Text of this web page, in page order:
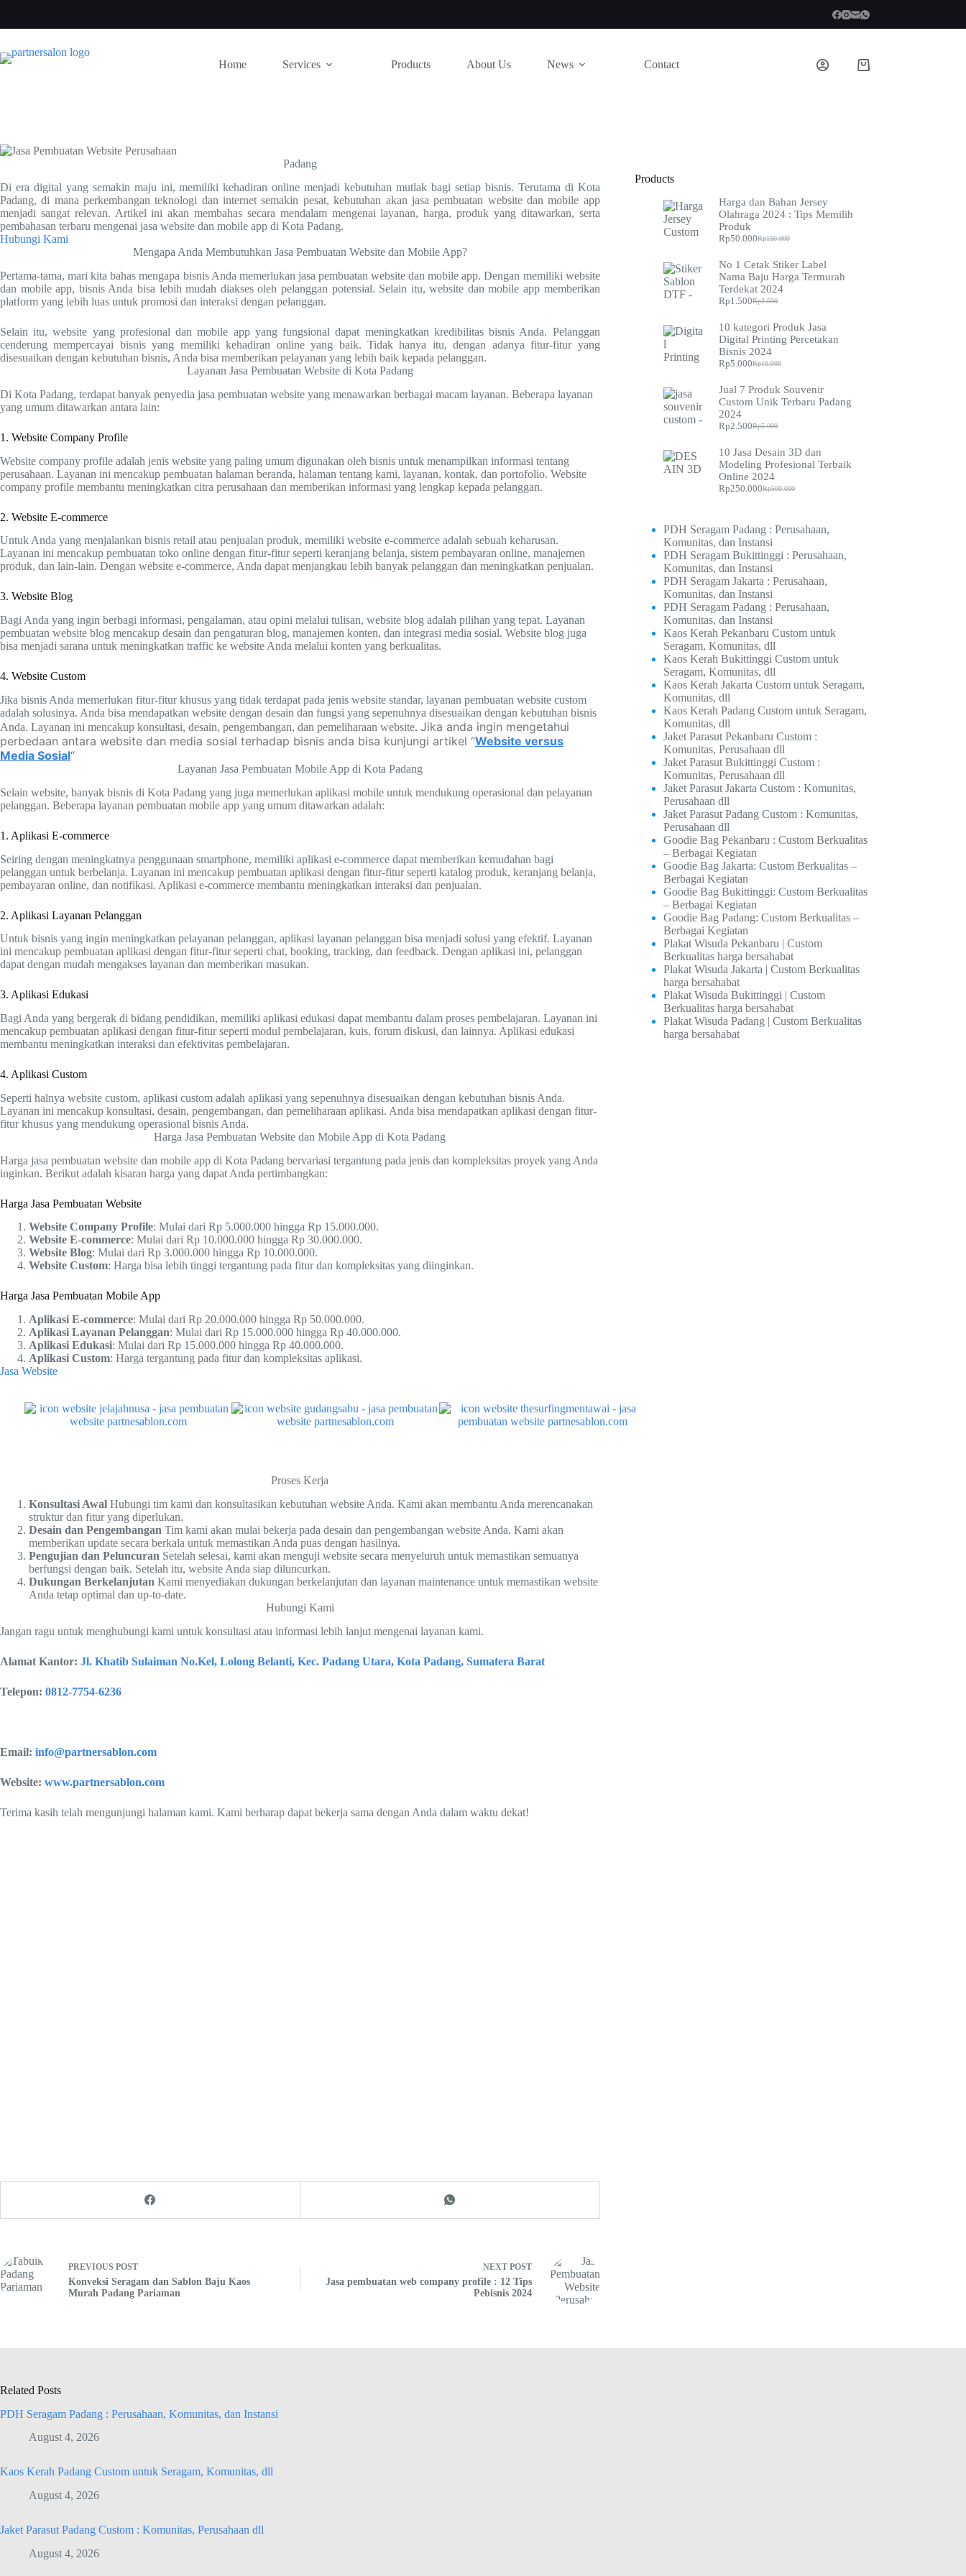
content
Home Services Products About Us News Contact
Shopping
Padang
Di era digital yang semakin maju ini, memiliki kehadiran online menjadi kebutuhan mutlak bagi setiap bisnis. Terutama di Kota
Padang, di mana perkembangan teknologi dan internet semakin pesat, kebutuhan akan jasa pembuatan website dan mobile app
menjadi sangat relevan. Artikel ini akan membahas secara mendalam mengenai layanan, harga, produk yang ditawarkan, serta
pembahasan terbaru mengenai jasa website dan mobile app di Kota Padang.
Hubungi Kami
Mengapa Anda Membutuhkan Jasa Pembuatan Website dan Mobile App?
Pertama-tama, mari kita bahas mengapa bisnis Anda memerlukan jasa pembuatan website dan mobile app. Dengan memiliki website
dan mobile app, bisnis Anda bisa lebih mudah diakses oleh pelanggan potensial. Selain itu, website dan mobile app memberikan
platform yang lebih luas untuk promosi dan interaksi dengan pelanggan.
Selain itu, website yang profesional dan mobile app yang fungsional dapat meningkatkan kredibilitas bisnis Anda. Pelanggan
cenderung mempercayai bisnis yang memiliki kehadiran online yang baik. Tidak hanya itu, dengan adanya fitur-fitur yang
disesuaikan dengan kebutuhan bisnis, Anda bisa memberikan pelayanan yang lebih baik kepada pelanggan.
Layanan Jasa Pembuatan Website di Kota Padang
Di Kota Padang, terdapat banyak penyedia jasa pembuatan website yang menawarkan berbagai macam layanan. Beberapa layanan
yang umum ditawarkan antara lain:
1. Website Company Profile
Website company profile adalah jenis website yang paling umum digunakan oleh bisnis untuk menampilkan informasi tentang
perusahaan. Layanan ini mencakup pembuatan halaman beranda, halaman tentang kami, layanan, kontak, dan portofolio. Website
company profile membantu meningkatkan citra perusahaan dan memberikan informasi yang lengkap kepada pelanggan.
2. Website E-commerce
Untuk Anda yang menjalankan bisnis retail atau penjualan produk, memiliki website e-commerce adalah sebuah keharusan.
Layanan ini mencakup pembuatan toko online dengan fitur-fitur seperti keranjang belanja, sistem pembayaran online, manajemen
produk, dan lain-lain. Dengan website e-commerce, Anda dapat menjangkau lebih banyak pelanggan dan meningkatkan penjualan.
3. Website Blog
Bagi Anda yang ingin berbagi informasi, pengalaman, atau opini melalui tulisan, website blog adalah pilihan yang tepat. Layanan
pembuatan website blog mencakup desain dan pengaturan blog, manajemen konten, dan integrasi media sosial. Website blog juga
bisa menjadi sarana untuk meningkatkan traffic ke website Anda melalui konten yang berkualitas.
4. Website Custom
Jika bisnis Anda memerlukan fitur-fitur khusus yang tidak terdapat pada jenis website standar, layanan pembuatan website custom
adalah solusinya. Anda bisa mendapatkan website dengan desain dan fungsi yang sepenuhnya disesuaikan dengan kebutuhan bisnis
Anda. Layanan ini mencakup konsultasi, desain, pengembangan, dan pemeliharaan website. Jika anda ingin mengetahui
perbedaan antara website dan media sosial terhadap bisnis anda bisa kunjungi artikel “Website versus
Media Sosial“
Layanan Jasa Pembuatan Mobile App di Kota Padang
Selain website, banyak bisnis di Kota Padang yang juga memerlukan aplikasi mobile untuk mendukung operasional dan pelayanan
pelanggan. Beberapa layanan pembuatan mobile app yang umum ditawarkan adalah:
1. Aplikasi E-commerce
Seiring dengan meningkatnya penggunaan smartphone, memiliki aplikasi e-commerce dapat memberikan kemudahan bagi
pelanggan untuk berbelanja. Layanan ini mencakup pembuatan aplikasi dengan fitur-fitur seperti katalog produk, keranjang belanja,
pembayaran online, dan notifikasi. Aplikasi e-commerce membantu meningkatkan interaksi dan penjualan.
2. Aplikasi Layanan Pelanggan
Untuk bisnis yang ingin meningkatkan pelayanan pelanggan, aplikasi layanan pelanggan bisa menjadi solusi yang efektif. Layanan
ini mencakup pembuatan aplikasi dengan fitur-fitur seperti chat, booking, tracking, dan feedback. Dengan aplikasi ini, pelanggan
dapat dengan mudah mengakses layanan dan memberikan masukan.
3. Aplikasi Edukasi
Bagi Anda yang bergerak di bidang pendidikan, memiliki aplikasi edukasi dapat membantu dalam proses pembelajaran. Layanan ini
mencakup pembuatan aplikasi dengan fitur-fitur seperti modul pembelajaran, kuis, forum diskusi, dan lainnya. Aplikasi edukasi
membantu meningkatkan interaksi dan efektivitas pembelajaran.
4. Aplikasi Custom
Seperti halnya website custom, aplikasi custom adalah aplikasi yang sepenuhnya disesuaikan dengan kebutuhan bisnis Anda.
Layanan ini mencakup konsultasi, desain, pengembangan, dan pemeliharaan aplikasi. Anda bisa mendapatkan aplikasi dengan fitur-
fitur khusus yang mendukung operasional bisnis Anda.
Harga Jasa Pembuatan Website dan Mobile App di Kota Padang
Harga jasa pembuatan website dan mobile app di Kota Padang bervariasi tergantung pada jenis dan kompleksitas proyek yang Anda
inginkan. Berikut adalah kisaran harga yang dapat Anda pertimbangkan:
Harga Jasa Pembuatan Website
Website Company Profile: Mulai dari Rp 5.000.000 hingga Rp 15.000.000.
Website E-commerce: Mulai dari Rp 10.000.000 hingga Rp 30.000.000.
Website Blog: Mulai dari Rp 3.000.000 hingga Rp 10.000.000.
Website Custom: Harga bisa lebih tinggi tergantung pada fitur dan kompleksitas yang diinginkan.
Harga Jasa Pembuatan Mobile App
Aplikasi E-commerce: Mulai dari Rp 20.000.000 hingga Rp 50.000.000.
Aplikasi Layanan Pelanggan: Mulai dari Rp 15.000.000 hingga Rp 40.000.000.
Aplikasi Edukasi: Mulai dari Rp 15.000.000 hingga Rp 40.000.000.
Aplikasi Custom: Harga tergantung pada fitur dan kompleksitas aplikasi.
Jasa Website
Proses Kerja
Konsultasi Awal Hubungi tim kami dan konsultasikan kebutuhan website Anda. Kami akan membantu Anda merencanakan
struktur dan fitur yang diperlukan.
Desain dan Pengembangan Tim kami akan mulai bekerja pada desain dan pengembangan website Anda. Kami akan
memberikan update secara berkala untuk memastikan Anda puas dengan hasilnya.
Pengujian dan Peluncuran Setelah selesai, kami akan menguji website secara menyeluruh untuk memastikan semuanya
berfungsi dengan baik. Setelah itu, website Anda siap diluncurkan.
Dukungan Berkelanjutan Kami menyediakan dukungan berkelanjutan dan layanan maintenance untuk memastikan website
Anda tetap optimal dan up-to-date.
Hubungi Kami
Jangan ragu untuk menghubungi kami untuk konsultasi atau informasi lebih lanjut mengenai layanan kami.
Alamat Kantor: Jl. Khatib Sulaiman No.Kel, Lolong Belanti, Kec. Padang Utara, Kota Padang, Sumatera Barat
Telepon: 0812-7754-6236
Email: info@partnersablon.com
Website: www.partnersablon.com
Terima kasih telah mengunjungi halaman kami. Kami berharap dapat bekerja sama dengan Anda dalam waktu dekat!
PREVIOUS POST
Konveksi Seragam dan Sablon Baju Kaos
Murah Padang Pariaman
NEXT POST
Jasa pembuatan web company profile : 12 Tips
Pebisnis 2024
Products
Harga dan Bahan Jersey
Olahraga 2024 : Tips Memilih
Produk
Rp150.000
Original
was:
Rp150.000.
Rp50.000Current
is:
Rp50.000.
No 1 Cetak Stiker Label
Nama Baju Harga Termurah
Terdekat 2024
Rp2.500
Original
was:
Rp2.500.
Rp1.500Current
is:
Rp1.500.
10 kategori Produk Jasa
Digital Printing Percetakan
Bisnis 2024
Rp10.000
Original
was:
Rp10.000.
Rp5.000Current
is:
Rp5.000.
Jual 7 Produk Souvenir
Custom Unik Terbaru Padang
2024
Rp5.000
Original
was:
Rp5.000.
Rp2.500Current
is:
Rp2.500.
10 Jasa Desain 3D dan
Modeling Profesional Terbaik
Online 2024
Rp500.000
Original
Rp500.000.
Rp250.000Current
Rp250.000.
PDH Seragam Padang : Perusahaan,
Komunitas, dan Instansi
PDH Seragam Bukittinggi : Perusahaan,
Komunitas, dan Instansi
PDH Seragam Jakarta : Perusahaan,
Komunitas, dan Instansi
PDH Seragam Padang : Perusahaan,
Komunitas, dan Instansi
Kaos Kerah Pekanbaru Custom untuk
Seragam, Komunitas, dll
Kaos Kerah Bukittinggi Custom untuk
Seragam, Komunitas, dll
Kaos Kerah Jakarta Custom untuk Seragam,
Komunitas, dll
Kaos Kerah Padang Custom untuk Seragam,
Komunitas, dll
Jaket Parasut Pekanbaru Custom :
Komunitas, Perusahaan dll
Jaket Parasut Bukittinggi Custom :
Komunitas, Perusahaan dll
Jaket Parasut Jakarta Custom : Komunitas,
Perusahaan dll
Jaket Parasut Padang Custom : Komunitas,
Perusahaan dll
Goodie Bag Pekanbaru : Custom Berkualitas
– Berbagai Kegiatan
Goodie Bag Jakarta: Custom Berkualitas –
Berbagai Kegiatan
Goodie Bag Bukittinggi: Custom Berkualitas
– Berbagai Kegiatan
Goodie Bag Padang: Custom Berkualitas –
Berbagai Kegiatan
Plakat Wisuda Pekanbaru | Custom
Berkualitas harga bersahabat
Plakat Wisuda Jakarta | Custom Berkualitas
harga bersahabat
Plakat Wisuda Bukittinggi | Custom
Berkualitas harga bersahabat
Plakat Wisuda Padang | Custom Berkualitas
harga bersahabat
Related Posts
PDH Seragam Padang : Perusahaan, Komunitas, dan Instansi
August 4, 2026
Kaos Kerah Padang Custom untuk Seragam, Komunitas, dll
August 4, 2026
Jaket Parasut Padang Custom : Komunitas, Perusahaan dll
August 4, 2026